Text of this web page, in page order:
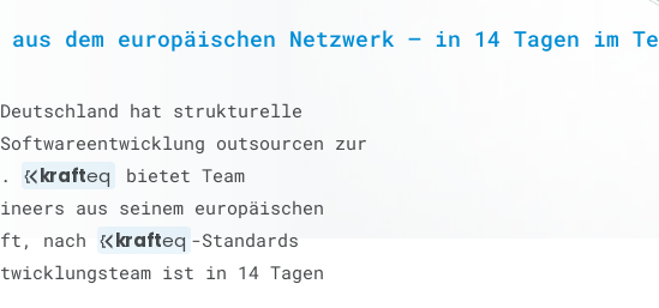
dem europäischen Netzwerk — in 14 Tagen im
hat strukturelle
outsourcen zur
krafteq
bietet Team
aus seinem europäischen
nach
krafteq -Standards
ist in 14 Tagen